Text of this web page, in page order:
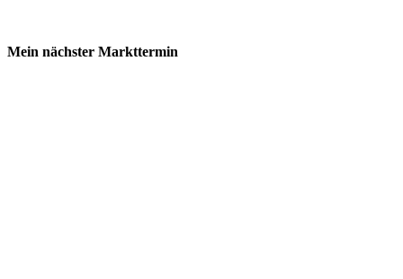
Mein nächster Markttermin